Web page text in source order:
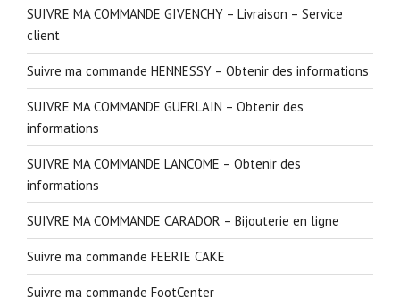
SUIVRE MA COMMANDE GIVENCHY – Livraison – Service
client
Suivre ma commande HENNESSY – Obtenir des informations
SUIVRE MA COMMANDE GUERLAIN – Obtenir des
informations
SUIVRE MA COMMANDE LANCOME – Obtenir des
informations
SUIVRE MA COMMANDE CARADOR – Bijouterie en ligne
Suivre ma commande FEERIE CAKE
Suivre ma commande FootCenter